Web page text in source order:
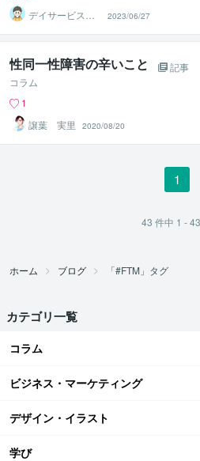
デイサービスの
お兄さん つっ
ちん
2023/06/27
性同一性障害の辛いこと
記事
コラム
1
譲葉 実里
2020/08/20
1
43 件中 1 - 43
ホーム ブログ 「#FTM」タグ
カテゴリ一覧
コラム
ビジネス・マーケティング
デザイン・イラスト
学び